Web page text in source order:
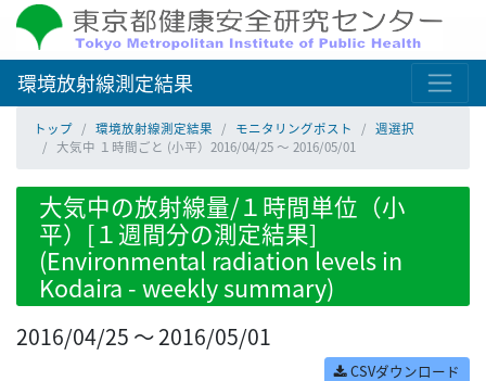
環境放射線測定結果
トップ 環境放射線測定結果 モニタリングポスト
週選択
大気中 １時間ごと (小平）2016/04/25 ～ 2016/05/01
大気中の放射線量/１時間単位（小
平）[１週間分の測定結果]
(Environmental radiation levels in
Kodaira - weekly summary)
2016/04/25 ～ 2016/05/01
CSVダウンロード